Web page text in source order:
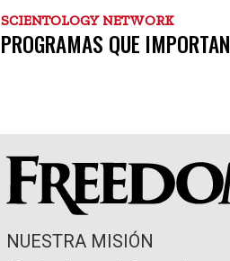
SCIENTOLOGY NETWORK
PROGRAMAS QUE IMPORTAN
NUESTRA MISIÓN